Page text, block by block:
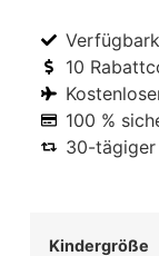
10
100 %
30-tägiger
Kindergröße